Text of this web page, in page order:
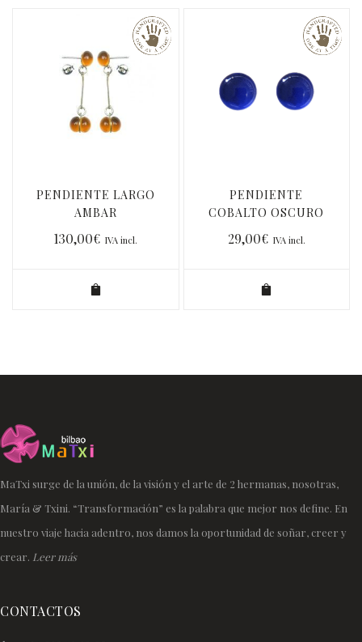
PENDIENTE LARGO
AMBAR
130,00€ IVA incl.
PENDIENTE
COBALTO OSCURO
29,00€ IVA incl.
MaTxi surge de la unión, de la visión y el arte de 2 hermanas, nosotras,
María & Txini. “Transformación” es la palabra que mejor nos define. En
nuestro viaje hacia adentro, nos damos la oportunidad de soñar, creer y
crear. Leer más
CONTACTOS